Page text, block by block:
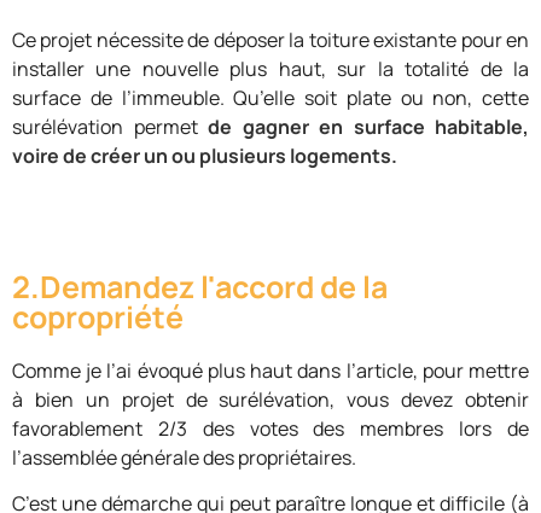
Ce projet nécessite de déposer la toiture existante pour en
installer une nouvelle plus haut, sur la totalité de la
surface de l’immeuble. Qu’elle soit plate ou non, cette
surélévation permet de gagner en surface habitable,
voire de créer un ou plusieurs logements.
2.Demandez l'accord de la
copropriété
Comme je l’ai évoqué plus haut dans l’article, pour mettre
à bien un projet de surélévation, vous devez obtenir
favorablement 2/3 des votes des membres lors de
l’assemblée générale des propriétaires.
C’est une démarche qui peut paraître longue et difficile (à